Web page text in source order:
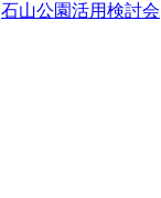
石山公園活用検討会